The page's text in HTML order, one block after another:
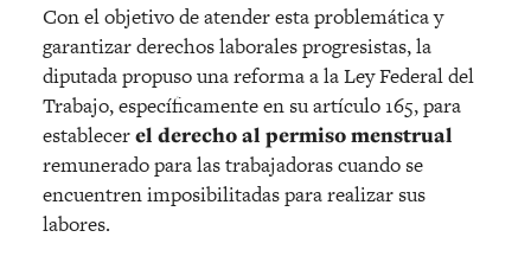
Con el objetivo de atender esta problemática y
garantizar derechos laborales progresistas, la
diputada propuso una reforma a la Ley Federal del
Trabajo, específicamente en su artículo 165, para
establecerel derecho al permiso menstrual
remunerado para las trabajadoras cuando se
encuentren imposibilitadas para realizar sus
labores.